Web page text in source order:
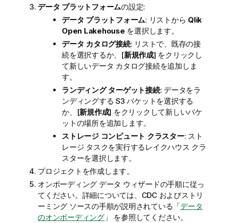
データ プラットフォームの設定:
データ プラットフォーム: リストから Qlik
Open Lakehouse を選択します。
データ カタログ接続: リストで、既存の接
続を選択するか、[新規作成] をクリックし
て新しいデータ カタログ接続を追加しま
す。
ランディング ターゲット接続: データをラ
ンディングする S3 バケットを選択する
か、[新規作成] をクリックして新しいバケ
ットの場所を追加します。
ストレージ コンピュート クラスター: スト
レージ タスクを実行するレイクハウス クラ
スターを選択します。
プロジェクトを作成します。
オンボーディング データ ウィザードの手順に従っ
てください。詳細については、CDC およびストリ
ーミング ソースの手順が説明されている「データ
のオンボーディング」 を参照してください。